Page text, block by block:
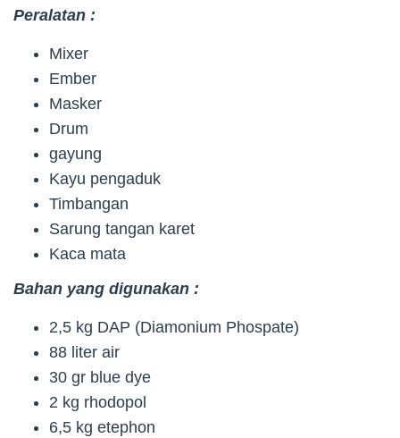
Peralatan :
Mixer
Ember
Masker
Drum
gayung
Kayu pengaduk
Timbangan
Sarung tangan karet
Kaca mata
Bahan yang digunakan :
2,5 kg DAP (Diamonium Phospate)
88 liter air
30 gr blue dye
2 kg rhodopol
6,5 kg etephon